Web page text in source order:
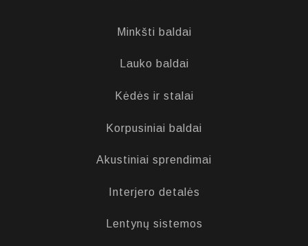
Minkšti baldai
Lauko baldai
Kėdės ir stalai
Korpusiniai baldai
Akustiniai sprendimai
Interjero detalės
Lentynų sistemos